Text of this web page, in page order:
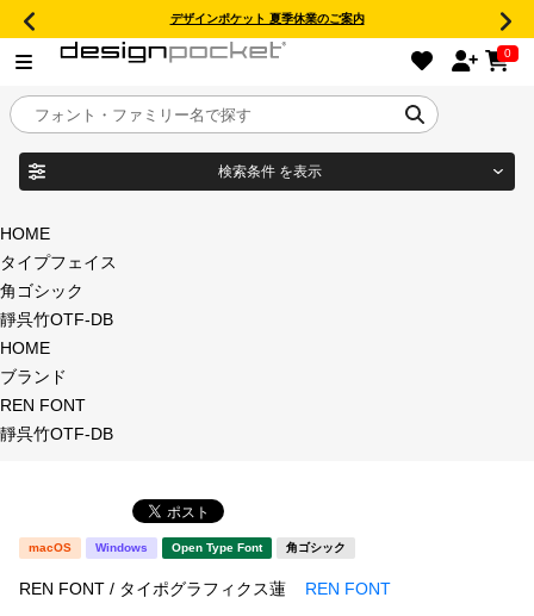
デザインポケット 夏季休業のご案内
0
目的別フォントガイド
特集
年間ライセンス商品
新着一覧
検索条件 を表示
商品名
タイプフェイス
明朝体
角ゴシック
HOME
タイプフェイス
角ゴシック
靜呉竹OTF-DB
HOME
ブランド
REN FONT
靜呉竹OTF-DB
macOS Windows Open Type Font 角ゴシック
REN FONT / タイポグラフィクス蓮 REN FONT